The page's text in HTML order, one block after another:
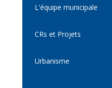
L'équipe municipale
CRs et Projets
Urbanisme